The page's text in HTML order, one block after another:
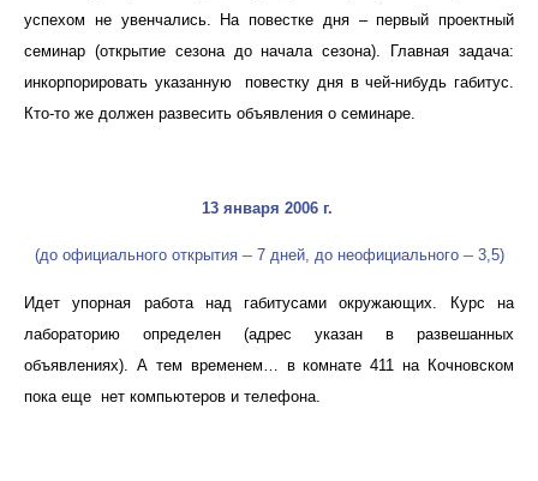
успехом не увенчались. На повестке дня – первый проектный
семинар (открытие сезона до начала сезона). Главная задача:
инкорпорировать указанную повестку дня в чей-нибудь габитус.
Кто-то же должен развесить объявления о семинаре.
13 января 2006 г.
(до официального открытия – 7 дней, до неофициального –3,5)
Идет упорная работа над габитусами окружающих. Курс на
лабораторию определен (адрес указан в развешанных
объявлениях). А тем временем… в комнате 411 на Кочновском
пока еще нет компьютеров и телефона.